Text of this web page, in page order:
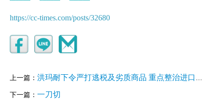
https://cc-times.com/posts/32680
上一篇： 洪玛耐下令严打逃税及劣质商品 重点整治进口商和分销商
下一篇： 一刀切